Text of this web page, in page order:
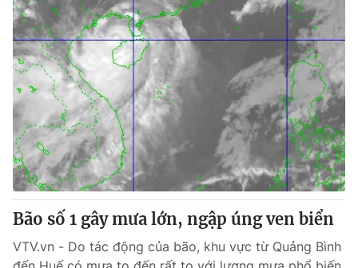
Bão số 1 gây mưa lớn, ngập úng ven biển
VTV.vn - Do tác động của bão, khu vực từ Quảng Bình